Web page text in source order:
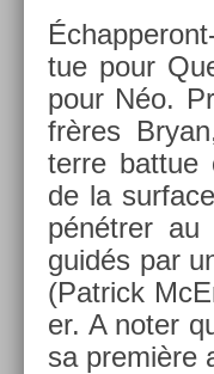
tue pour
pour Néo.
frères
terre bat­tue
de la
pénétrer
guidés par
(Pat­rick
er. A noter
sa première